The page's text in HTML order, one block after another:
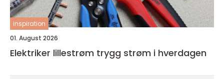
inspiration
01. August 2026
Elektriker lillestrøm trygg strøm i hverdagen